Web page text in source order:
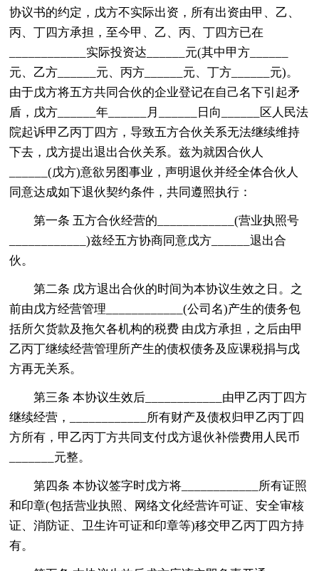
协议书的约定，戊方不实际出资，所有出资由甲、乙、
丙、丁四方承担，至今甲、乙、丙、丁四方已在
____________实际投资达______元(其中甲方______
元、乙方______元、丙方______元、丁方______元)。
由于戊方将五方共同合伙的企业登记在自己名下引起矛
盾，戊方______年______月______日向______区人民法
院起诉甲乙丙丁四方，导致五方合伙关系无法继续维持
下去，戊方提出退出合伙关系。兹为就因合伙人
______(戊方)意欲另图事业，声明退伙并经全体合伙人
同意达成如下退伙契约条件，共同遵照执行：
第一条 五方合伙经营的____________(营业执照号
____________)兹经五方协商同意戊方______退出合
伙。
第二条 戊方退出合伙的时间为本协议生效之日。之
前由戊方经营管理____________(公司名)产生的债务包
括所欠货款及拖欠各机构的税费 由戊方承担，之后由甲
乙丙丁继续经营管理所产生的债权债务及应课税捐与戊
方再无关系。
第三条 本协议生效后____________由甲乙丙丁四方
继续经营，____________所有财产及债权归甲乙丙丁四
方所有，甲乙丙丁方共同支付戊方退伙补偿费用人民币
_______元整。
第四条 本协议签字时戊方将____________所有证照
和印章(包括营业执照、网络文化经营许可证、安全审核
证、消防证、卫生许可证和印章等)移交甲乙丙丁四方持
有。